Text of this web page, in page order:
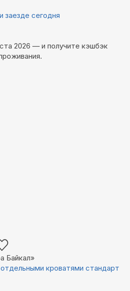
заезде сегодня
2026 — и получите кэшбэк
Байкал»
кроватями стандарт